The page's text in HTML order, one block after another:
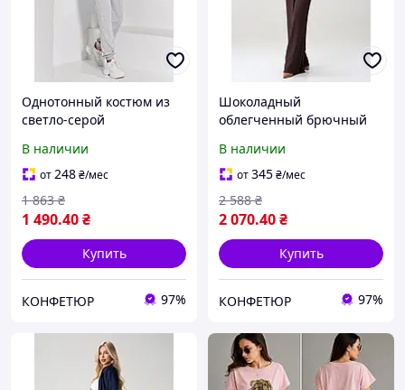
Однотонный костюм из
светло-серой
В наличии
от248₴/мес
1 490.40₴
1 863 ₴
Купить
КОНФЕТЮР 97%
Шоколадный
облегченный брючный
В наличии
от345₴/мес
2 070.40₴
2 588 ₴
Купить
КОНФЕТЮР 97%